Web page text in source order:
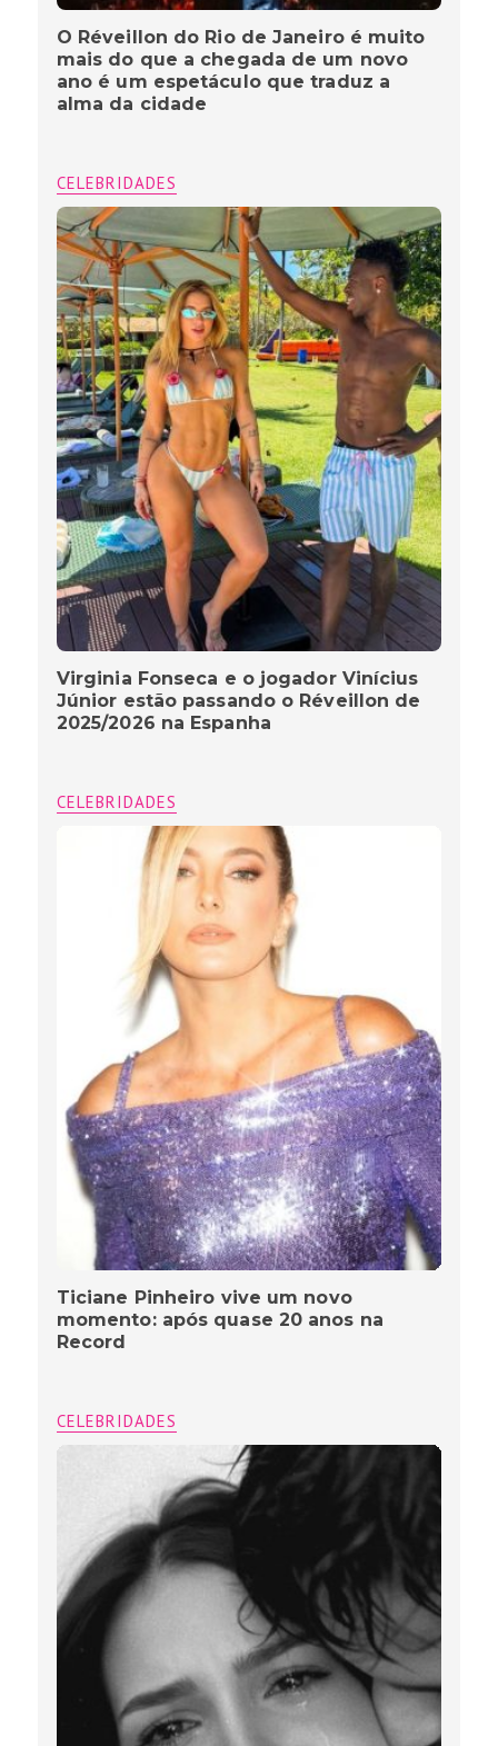
O Réveillon do Rio de Janeiro é muito
mais do que a chegada de um novo
ano é um espetáculo que traduz a
alma da cidade
CELEBRIDADES
Virginia Fonseca e o jogador Vinícius
Júnior estão passando o Réveillon de
2025/2026 na Espanha
CELEBRIDADES
Ticiane Pinheiro vive um novo
momento: após quase 20 anos na
Record
CELEBRIDADES